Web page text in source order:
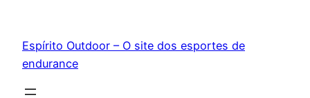
conteúdo
Espírito Outdoor – O site dos esportes de
endurance